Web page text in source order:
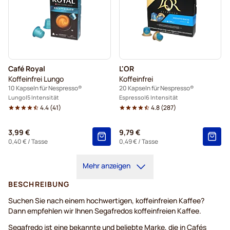
Café Royal
Koffeinfrei Lungo
10 Kapseln für Nespresso®
Lungo 5 Intensität
4.4(41)
3,99 €
0,40 €/ Tasse
L'OR
Koffeinfrei
20 Kapseln für Nespresso®
Espresso 6 Intensität
4.8(287)
9,79 €
0,49 €/ Tasse
Mehr anzeigen
BESCHREIBUNG
Suchen Sie nach einem hochwertigen, koffeinfreien Kaffee?
Dann empfehlen wir Ihnen Segafredos koffeinfreien Kaffee.
Segafredo ist eine bekannte und beliebte Marke, die in Cafés